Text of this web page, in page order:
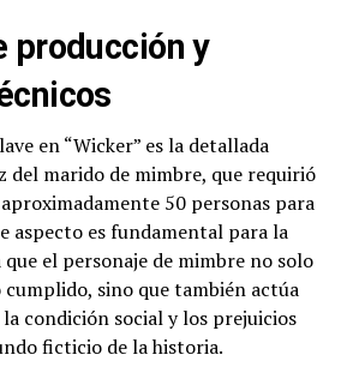
producción y
en “Wicker” es la detallada
del marido de mimbre, que requirió
50 personas para
aspecto es fundamental para la
el personaje de mimbre no solo
cumplido, sino que también actúa
condición social y los prejuicios
ficticio de la historia.